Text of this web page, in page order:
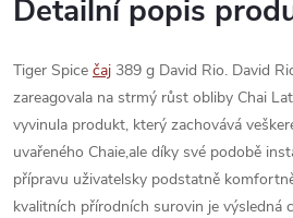
Detailní popis
Tiger Spice čaj 389 g David Rio. David
zareagovala na strmý růst obliby Chai
vyvinula produkt, který zachovává
uvařeného Chaie,ale díky své podobě
přípravu uživatelsky podstatně
kvalitních přírodních surovin je výsledná